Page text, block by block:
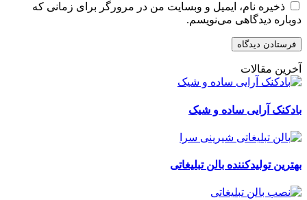
ذخیره نام، ایمیل و وبسایت من در مرورگر برای زمانی که
دوباره دیدگاهی می‌نویسم.
آخرین مقالات
بادکنک آرایی ساده و شیک
بهترین تولیدکننده بالن تبلیغاتی